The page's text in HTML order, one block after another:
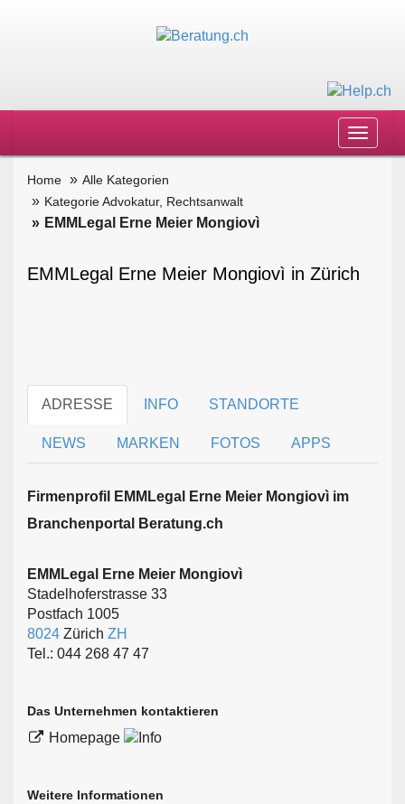
Toggle
Home
Alle Kategorien
Kategorie Advokatur, Rechtsanwalt
EMMLegal Erne Meier Mongiovì
EMMLegal Erne Meier Mongiovì in Zürich
ADRESSE INFO STANDORTE
NEWS MARKEN FOTOS APPS
Firmen­profil EMMLegal Erne Meier Mongiovì im
Branchen­portal Beratung.ch
EMMLegal Erne Meier Mongiovì
Stadelhoferstrasse 33
Postfach 1005
8024 Zürich ZH
Tel.: 044 268 47 47
Das Unternehmen kontaktieren
Homepage
Weitere Informationen